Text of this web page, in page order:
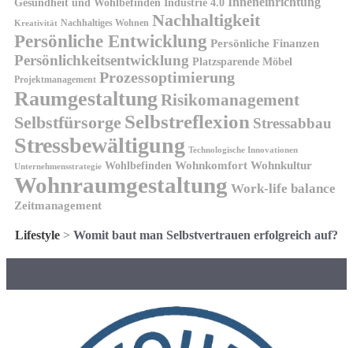
Gesundheit und Wohlbefinden Industrie 4.0
Kreativität Nachhaltiges Wohnen Nachhaltigkeit
Persönliche Entwicklung Persönliche Finanzen
Persönlichkeitsentwicklung Platzsparende Möbel
Projektmanagement Prozessoptimierung
Raumgestaltung Risikomanagement
Selbstfürsorge Selbstreflexion Stressabbau
Stressbewältigung Technologische Innovationen
Unternehmensstrategie Wohlbefinden Wohnkomfort Wohnkultur
Wohnraumgestaltung Work-life balance
Zeitmanagement
Lifestyle > Womit baut man Selbstvertrauen erfolgreich auf?